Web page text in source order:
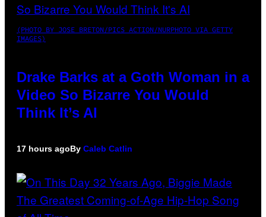
(PHOTO BY JOSE BRETON/PICS ACTION/NURPHOTO VIA GETTY
IMAGES)
Drake Barks at a Goth Woman in a
Video So Bizarre You Would
Think It’s AI
17 hours agoBy Caleb Catlin